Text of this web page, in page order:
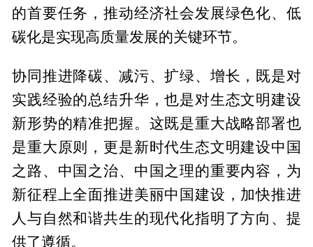
的首要任务，推动经济社会发展绿色化、低
碳化是实现高质量发展的关键环节。
协同推进降碳、减污、扩绿、增长，既是对
实践经验的总结升华，也是对生态文明建设
新形势的精准把握。这既是重大战略部署也
是重大原则，更是新时代生态文明建设中国
之路、中国之治、中国之理的重要内容，为
新征程上全面推进美丽中国建设，加快推进
人与自然和谐共生的现代化指明了方向、提
供了遵循。